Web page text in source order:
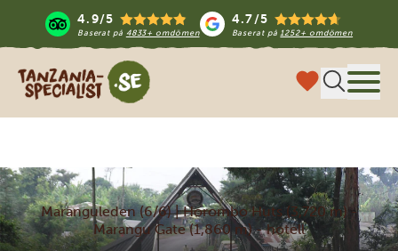
4.9/5
Baserat på 4833+ omdömen
4.7/5
Baserat på1252+ omdömen
Tanzania Specialist
Maranguleden (6/6) | Horombo Huts (3,720 m) -
Marangu Gate (1,860 m) - hotell